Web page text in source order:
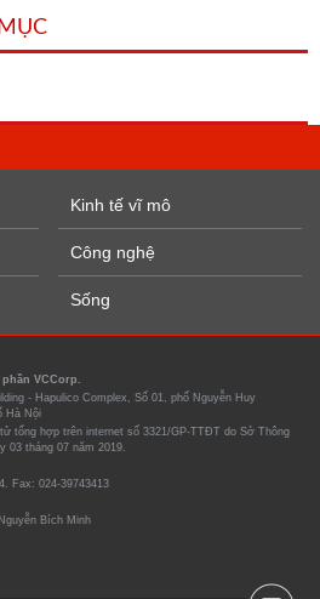
Kinh tế vĩ mô
Công nghệ
Sống
VCCorp.
- Hapulico Complex, Số 01, phố Nguyễn Huy
Hà Nội
tổng hợp trên internet số 3321/GP-TTĐT do Sở Thông
03 tháng 07 năm 2019.
Fax: 024-39743413
Bích Minh